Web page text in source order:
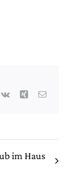
Vk Xing E-
im Haus